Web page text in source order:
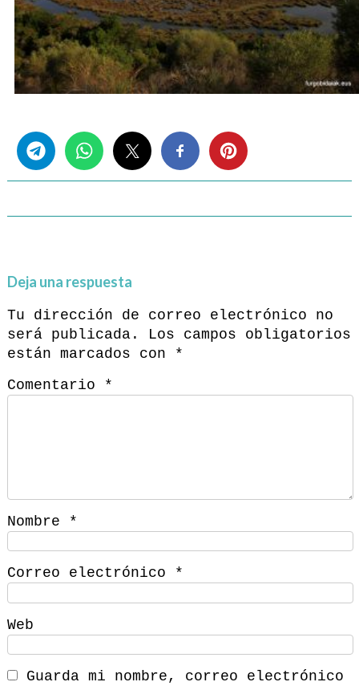
Deja una respuesta
Tu dirección de correo electrónico no
será publicada.
Los campos obligatorios
están marcados con
*
Comentario
*
Nombre *
Correo electrónico *
Web
Guarda mi nombre, correo electrónico